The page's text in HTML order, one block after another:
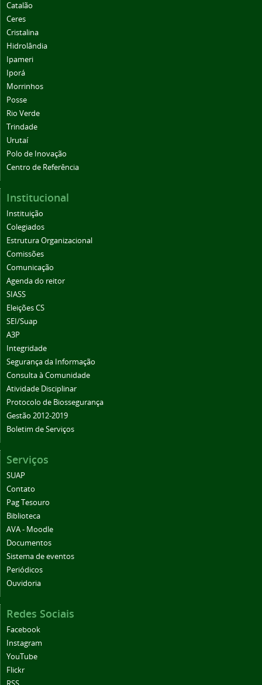
Catalão
Ceres
Cristalina
Hidrolândia
Ipameri
Iporá
Morrinhos
Posse
Rio Verde
Trindade
Urutaí
Polo de Inovação
Centro de Referência
Institucional
Instituição
Colegiados
Estrutura Organizacional
Comissões
Comunicação
Agenda do reitor
SIASS
Eleições CS
SEI/Suap
A3P
Integridade
Segurança da Informação
Consulta à Comunidade
Atividade Disciplinar
Protocolo de Biossegurança
Gestão 2012-2019
Boletim de Serviços
Serviços
SUAP
Contato
Pag Tesouro
Biblioteca
AVA - Moodle
Documentos
Sistema de eventos
Periódicos
Ouvidoria
Redes Sociais
Facebook
Instagram
YouTube
Flickr